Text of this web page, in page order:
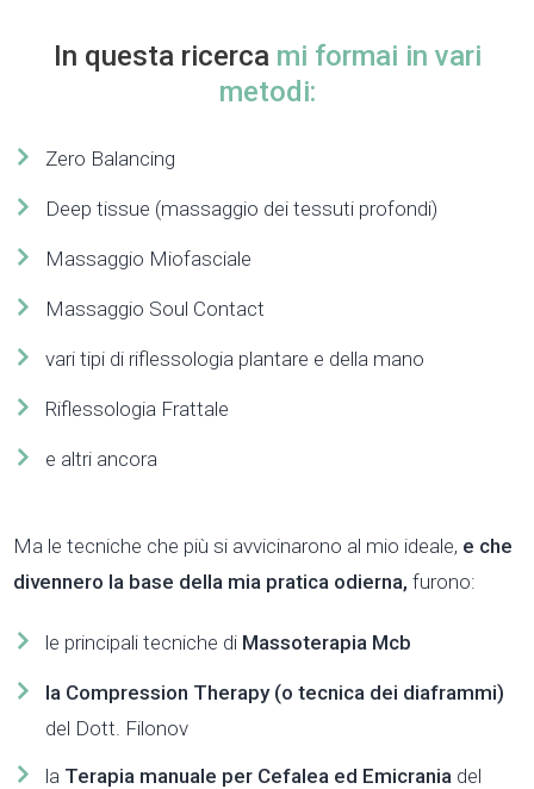
In questa ricercami formai in vari
metodi:
Zero Balancing
Deep tissue (massaggio dei tessuti profondi)
Massaggio Miofasciale
Massaggio Soul Contact
vari tipi di riflessologia plantare e della mano
Riflessologia Frattale
e altri ancora
Ma le tecniche che più si avvicinarono al mio ideale, e che
divennero la base della mia pratica odierna, furono:
le principali tecniche di Massoterapia Mcb
la Compression Therapy (o tecnica dei diaframmi)
del Dott. Filonov
la Terapia manuale per Cefalea ed Emicrania del